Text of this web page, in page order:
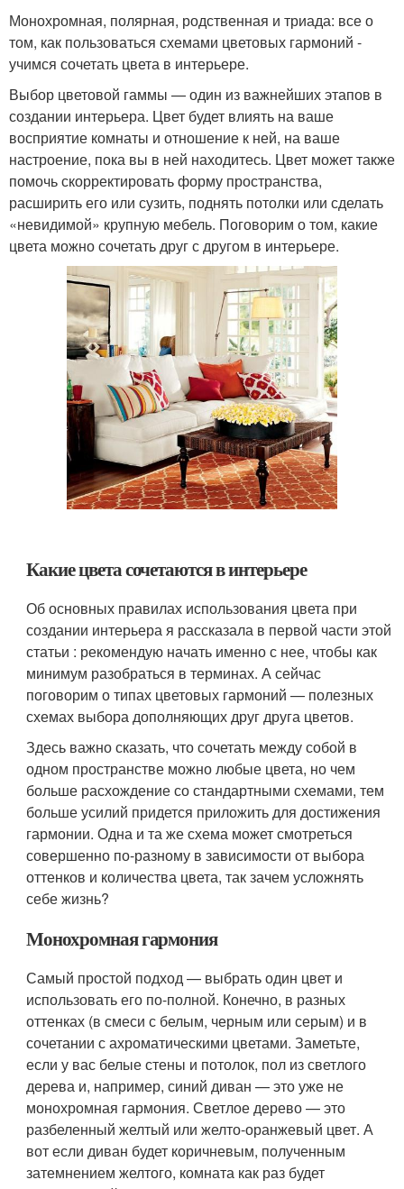
Монохромная, полярная, родственная и триада: все о
том, как пользоваться схемами цветовых гармоний -
учимся сочетать цвета в интерьере.
Выбор цветовой гаммы — один из важнейших этапов в
создании интерьера. Цвет будет влиять на ваше
восприятие комнаты и отношение к ней, на ваше
настроение, пока вы в ней находитесь. Цвет может также
помочь скорректировать форму пространства,
расширить его или сузить, поднять потолки или сделать
«невидимой» крупную мебель. Поговорим о том, какие
цвета можно сочетать друг с другом в интерьере.
Какие цвета сочетаются в интерьере
Об основных правилах использования цвета при
создании интерьера я рассказала в первой части этой
статьи : рекомендую начать именно с нее, чтобы как
минимум разобраться в терминах. А сейчас
поговорим о типах цветовых гармоний — полезных
схемах выбора дополняющих друг друга цветов.
Здесь важно сказать, что сочетать между собой в
одном пространстве можно любые цвета, но чем
больше расхождение со стандартными схемами, тем
больше усилий придется приложить для достижения
гармонии. Одна и та же схема может смотреться
совершенно по-разному в зависимости от выбора
оттенков и количества цвета, так зачем усложнять
себе жизнь?
Монохромная гармония
Самый простой подход — выбрать один цвет и
использовать его по-полной. Конечно, в разных
оттенках (в смеси с белым, черным или серым) и в
сочетании с ахроматическими цветами. Заметьте,
если у вас белые стены и потолок, пол из светлого
дерева и, например, синий диван — это уже не
монохромная гармония. Светлое дерево — это
разбеленный желтый или желто-оранжевый цвет. А
вот если диван будет коричневым, полученным
затемнением желтого, комната как раз будет